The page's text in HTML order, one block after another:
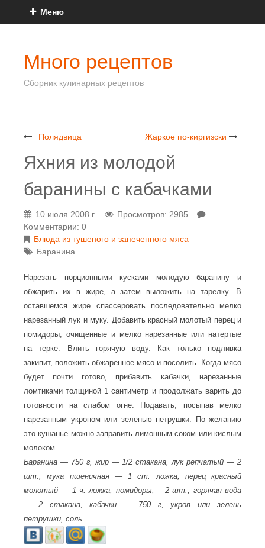
Меню
Много рецептов
Сборник кулинарных рецептов
Полядвица Жаркое по-киргизски
Яхния из молодой
баранины с кабачками
10 июля 2008 г.
Просмотров: 2985
Комментарии: 0
Блюда из тушеного и запеченного мяса
Баранина
Нарезать порционными кусками молодую баранину и
обжарить их в жире, а затем выложить на тарелку. В
оставшемся жире спассеровать последовательно мелко
нарезанный лук и муку. Добавить красный молотый перец и
помидоры, очищенные и мелко нарезанные или натертые
на терке. Влить горячую воду. Как только подливка
закипит, положить обжаренное мясо и посолить. Когда мясо
будет почти готово, прибавить кабачки, нарезанные
ломтиками толщиной 1 сантиметр и продолжать варить до
готовности на слабом огне. Подавать, посыпав мелко
нарезанным укропом или зеленью петрушки. По желанию
это кушанье можно заправить лимонным соком или кислым
молоком.
Баранина — 750 г, жир — 1/2 стакана, лук репчатый — 2
шт., мука пшеничная — 1 ст. ложка, перец красный
молотый — 1 ч. ложка, помидоры,— 2 шт., горячая вода
— 2 стакана, кабачки — 750 г, укроп или зелень
петрушки, соль.